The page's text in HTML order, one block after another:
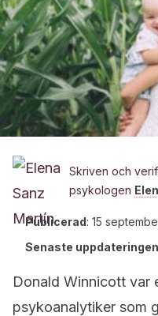
Skriven och
psykologen
Publicerad: 15
Senaste
Donald Winnicott var
psykoanalytiker som